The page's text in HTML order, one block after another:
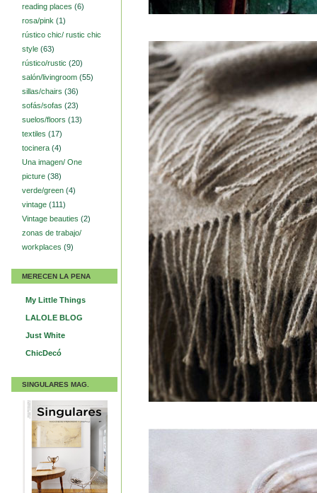
reading places (6)
rosa/pink (1)
rústico chic/ rustic chic
style (63)
rústico/rustic (20)
salón/livingroom (55)
sillas/chairs (36)
sofás/sofas (23)
suelos/floors (13)
textiles (17)
tocinera (4)
Una imagen/ One
picture (38)
verde/green (4)
vintage (111)
Vintage beauties (2)
zonas de trabajo/
workplaces (9)
MERECEN LA PENA
My Little Things
LALOLE BLOG
Just White
ChicDecó
SINGULARES MAG.